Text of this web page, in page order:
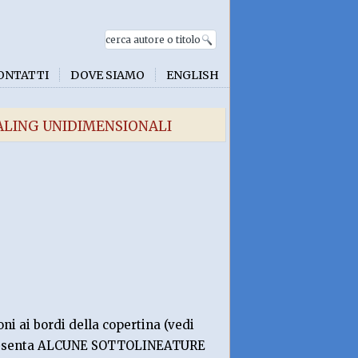
DOVE SIAMO ENGLISH
UNIDIMENSIONALI
ai bordi della copertina (vedi
ALCUNE SOTTOLINEATURE